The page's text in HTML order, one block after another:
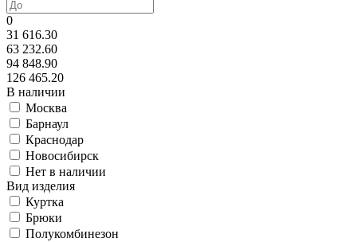
0
31 616.30
63 232.60
94 848.90
126 465.20
В наличии
Москва
Барнаул
Краснодар
Новосибирск
Нет в наличии
Вид изделия
Куртка
Брюки
Полукомбинезон